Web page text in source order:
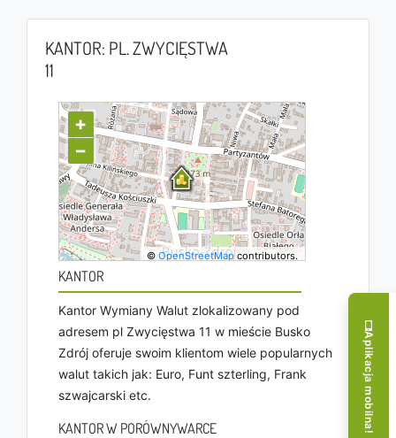
KANTOR: PL. ZWYCIĘSTWA
11
+
−
©OpenStreetMap contributors.
KANTOR
Kantor Wymiany Walut zlokalizowany pod
adresem pl Zwycięstwa 11 w mieście Busko
Zdrój oferuje swoim klientom wiele popularnych
walut takich jak: Euro, Funt szterling, Frank
szwajcarski etc.
KANTOR W PORÓWNYWARCE Aplikacja mobilna!